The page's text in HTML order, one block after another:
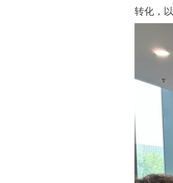
转化，以